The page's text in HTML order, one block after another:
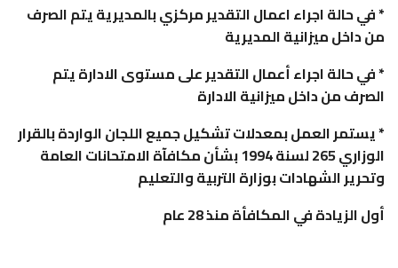
* في حالة اجراء اعمال التقدير مركزي بالمديرية يتم الصرف
من داخل ميزانية المديرية
* في حالة اجراء أعمال التقدير على مستوى الادارة يتم
الصرف من داخل ميزانية الادارة
* يستمر العمل بمعدلات تشكيل جميع اللجان الواردة بالقرار
الوزاري 265 لسنة 1994 بشأن مكافآة الامتحانات العامة
وتحرير الشهادات بوزارة التربية والتعليم
أول الزيادة في المكافأة منذ 28 عام